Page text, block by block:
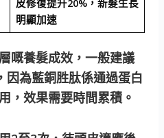
皮修復提升20%，新髮生長
明顯加速
嘅養髮成效，一般建議
因為藍銅胜肽係通過蛋白
，效果需要時間累積。